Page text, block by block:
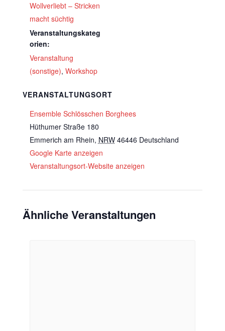
Wollverliebt – Stricken
macht süchtig
Veranstaltungskateg
orien:
Veranstaltung
(sonstige), Workshop
VERANSTALTUNGSORT
Ensemble Schlösschen Borghees
Hüthumer Straße 180
Emmerich am Rhein, NRW 46446 Deutschland
Google Karte anzeigen
Veranstaltungsort-Website anzeigen
Ähnliche Veranstaltungen